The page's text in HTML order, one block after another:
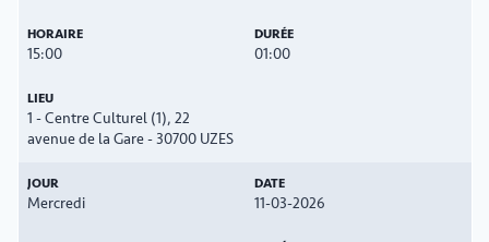
15:00 01:00
1 - Centre Culturel (1), 22
avenue de la Gare - 30700 UZES
Mercredi 11-03-2026